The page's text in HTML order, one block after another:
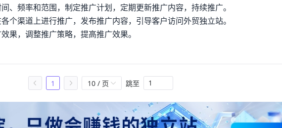
、频率和范围，制定推广计划，定期更新推广内容，持续推广。
个渠道上进行推广，发布推广内容，引导客户访问外贸独立站。
果，调整推广策略，提高推广效果。
1 10 / 页 跳至